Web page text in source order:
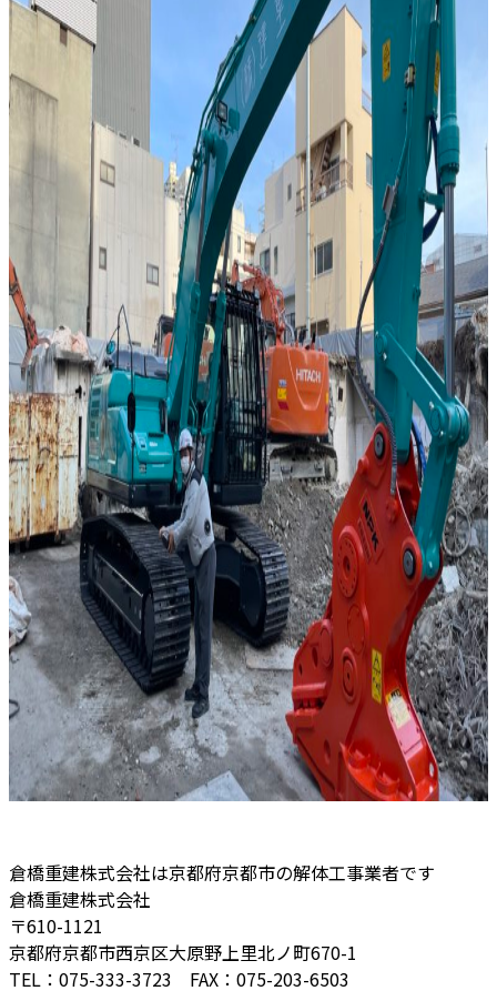
倉橋重建株式会社は京都府京都市の解体工事業者です
倉橋重建株式会社
〒610-1121
京都府京都市西京区大原野上里北ノ町670-1
TEL：075-333-3723 FAX：075-203-6503